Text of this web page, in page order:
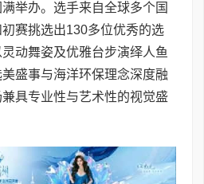
举办。选手来自全球多个国
赛挑选出130多位优秀的选
动舞姿及优雅台步演绎人鱼
盛事与海洋环保理念深度融
具专业性与艺术性的视觉盛